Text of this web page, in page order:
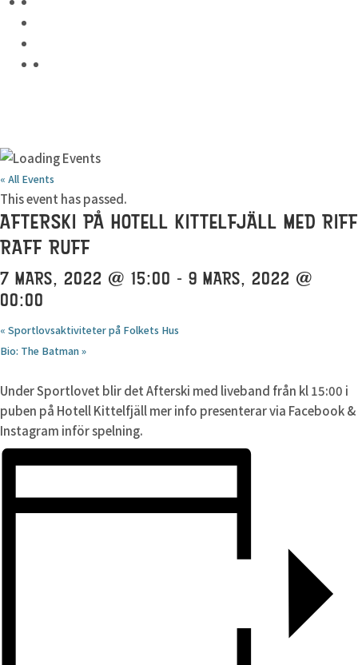
« All Events
This event has passed.
AFTERSKI PÅ HOTELL KITTELFJÄLL MED RIFF
RAFF RUFF
7 MARS, 2022 @ 15:00 - 9 MARS, 2022 @
00:00
« Sportlovsaktiviteter på Folkets Hus
Bio: The Batman»
Under Sportlovet blir det Afterski med liveband från kl 15:00 i
puben på Hotell Kittelfjäll mer info presenterar via Facebook &
Instagram inför spelning.